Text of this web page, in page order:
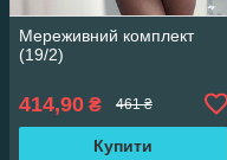
Мереживний комплект
(19/2)
414,90 ₴ 461 ₴
Купити